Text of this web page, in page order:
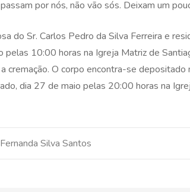
por nós, não vão sós. Deixam um
do Sr. Carlos Pedro da Silva Ferreira e
pelas 10:00 horas na Igreja Matriz de
cremação. O corpo encontra-se
dia 27 de maio pelas 20:00 horas na
Silva Santos